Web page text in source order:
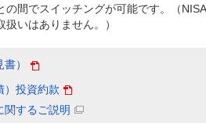
の間でスイッチングが可能です。（
扱いはありません。）
）
）投資約款
関するご説明